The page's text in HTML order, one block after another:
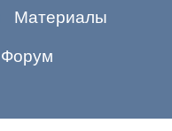
Материалы
Форум